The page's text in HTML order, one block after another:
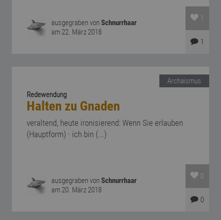
ausgegraben vonSchnurrhaar
am 22. März 2018
1
1
Archaismus
Redewendung
Halten zu Gnaden
veraltend, heute ironisierend: Wenn Sie erlauben
(Hauptform) · ich bin (...)
ausgegraben vonSchnurrhaar
am 20. März 2018
0
0